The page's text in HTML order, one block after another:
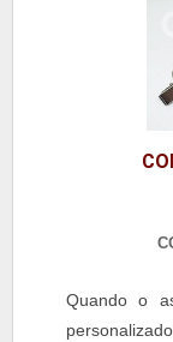
Isolamento
acústica
Quando o